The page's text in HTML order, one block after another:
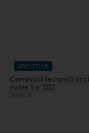
SOCIEDAD
Comenzó la
rutas 5 y 102
05/08/26